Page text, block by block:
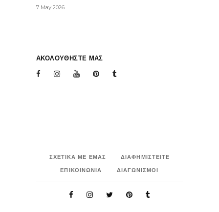
7 May 2026
ΑΚΟΛΟΥΘΗΣΤΕ ΜΑΣ
ΣΧΕΤΙΚΑ ΜΕ ΕΜΑΣ
ΔΙΑΦΗΜΙΣΤΕΙΤΕ
ΕΠΙΚΟΙΝΩΝΙΑ
ΔΙΑΓΩΝΙΣΜΟΙ